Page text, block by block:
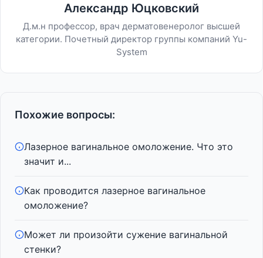
Александр Юцковский
Д.м.н профессор, врач дерматовенеролог высшей
категории. Почетный директор группы компаний Yu-
System
Похожие вопросы:
Лазерное вагинальное омоложение. Что это
значит и...
Как проводится лазерное вагинальное
омоложение?
Может ли произойти сужение вагинальной
стенки?